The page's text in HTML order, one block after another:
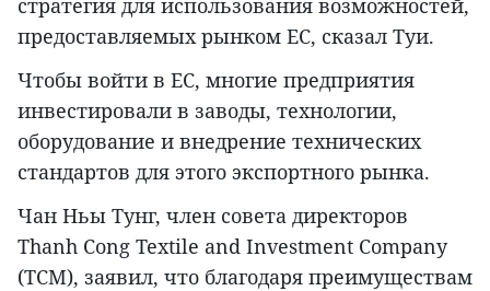
предоставляемых рынком ЕС, сказал Туи.
Чтобы войти в ЕС, многие предприятия
инвестировали в заводы, технологии,
оборудование и внедрение технических
стандартов для этого экспортного рынка.
Чан Ньы Тунг, член совета директоров
Thanh Cong Textile and Investment Company
(TCM), заявил, что благодаря преимуществам